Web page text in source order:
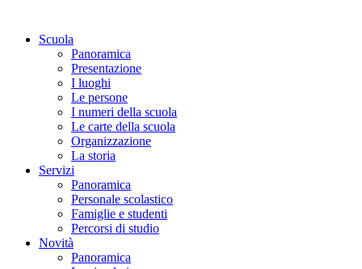
Scuola
Panoramica
Presentazione
I luoghi
Le persone
I numeri della scuola
Le carte della scuola
Organizzazione
La storia
Servizi
Panoramica
Personale scolastico
Famiglie e studenti
Percorsi di studio
Novità
Panoramica